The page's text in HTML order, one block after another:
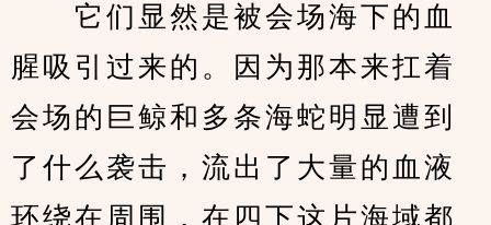
它们显然是被会场海下的血
腥吸引过来的。因为那本来扛着
会场的巨鲸和多条海蛇明显遭到
了什么袭击，流出了大量的血液
环绕在周围，在四下这片海域都